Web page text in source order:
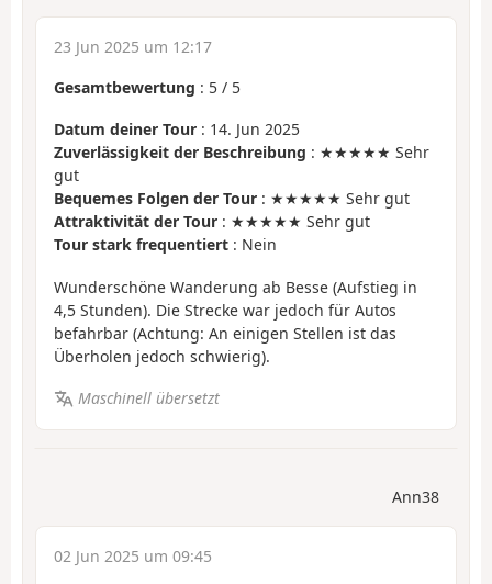
23 Jun 2025 um 12:17
Gesamtbewertung : 5 / 5
Datum deiner Tour : 14. Jun 2025
Zuverlässigkeit der Beschreibung : ★★★★★ Sehr
gut
Bequemes Folgen der Tour : ★★★★★ Sehr gut
Attraktivität der Tour : ★★★★★ Sehr gut
Tour stark frequentiert : Nein
Wunderschöne Wanderung ab Besse (Aufstieg in
4,5 Stunden). Die Strecke war jedoch für Autos
befahrbar (Achtung: An einigen Stellen ist das
Überholen jedoch schwierig).
Maschinell übersetzt
Ann38
02 Jun 2025 um 09:45